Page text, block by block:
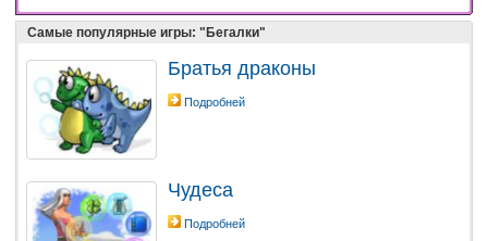
Самые популярные игры: "Бегалки"
Братья драконы
Подробней
Чудеса
Подробней